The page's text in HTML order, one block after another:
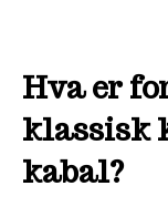
Hva er
klassisk
kabal?